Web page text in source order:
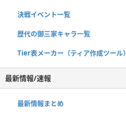
決戦イベント一覧
歴代の御三家キャラ一覧
Tier表メーカー（ティア作成ツール）
最新情報/速報
最新情報まとめ